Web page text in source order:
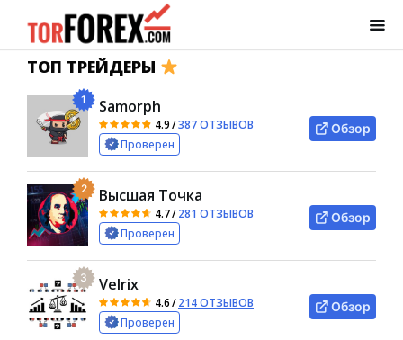
ТОП ТРЕЙДЕРЫ
1 Samorph
4.9/387 ОТЗЫВОВ
Проверен
Обзор
2 Высшая Точка
4.7/281 ОТЗЫВОВ
Проверен
Обзор
3 Velrix
4.6/214 ОТЗЫВОВ
Проверен
Обзор